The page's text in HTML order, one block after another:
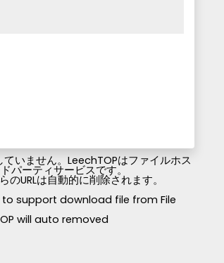
いません。LeechTOPはファイルホス
ーティサービスです。
URLは自動的に削除されます。
support download file from File
will auto removed